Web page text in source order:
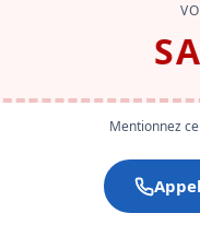
Mentionnez